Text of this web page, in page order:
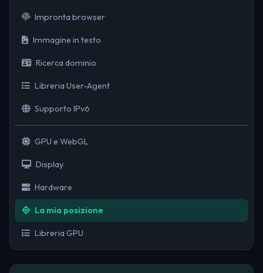
Impronta browser
Immagine in testo
Ricerca dominio
Libreria User-Agent
Supporto IPv6
GPU e WebGL
Display
Hardware
La mia posizione
Libreria GPU